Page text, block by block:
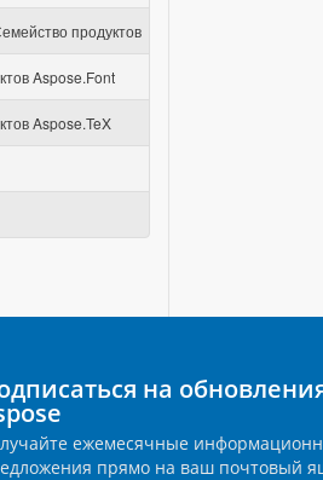
продуктов
Aspose.Font
Aspose.TeX
на
ежемесячные
прямо на ваш почтовый